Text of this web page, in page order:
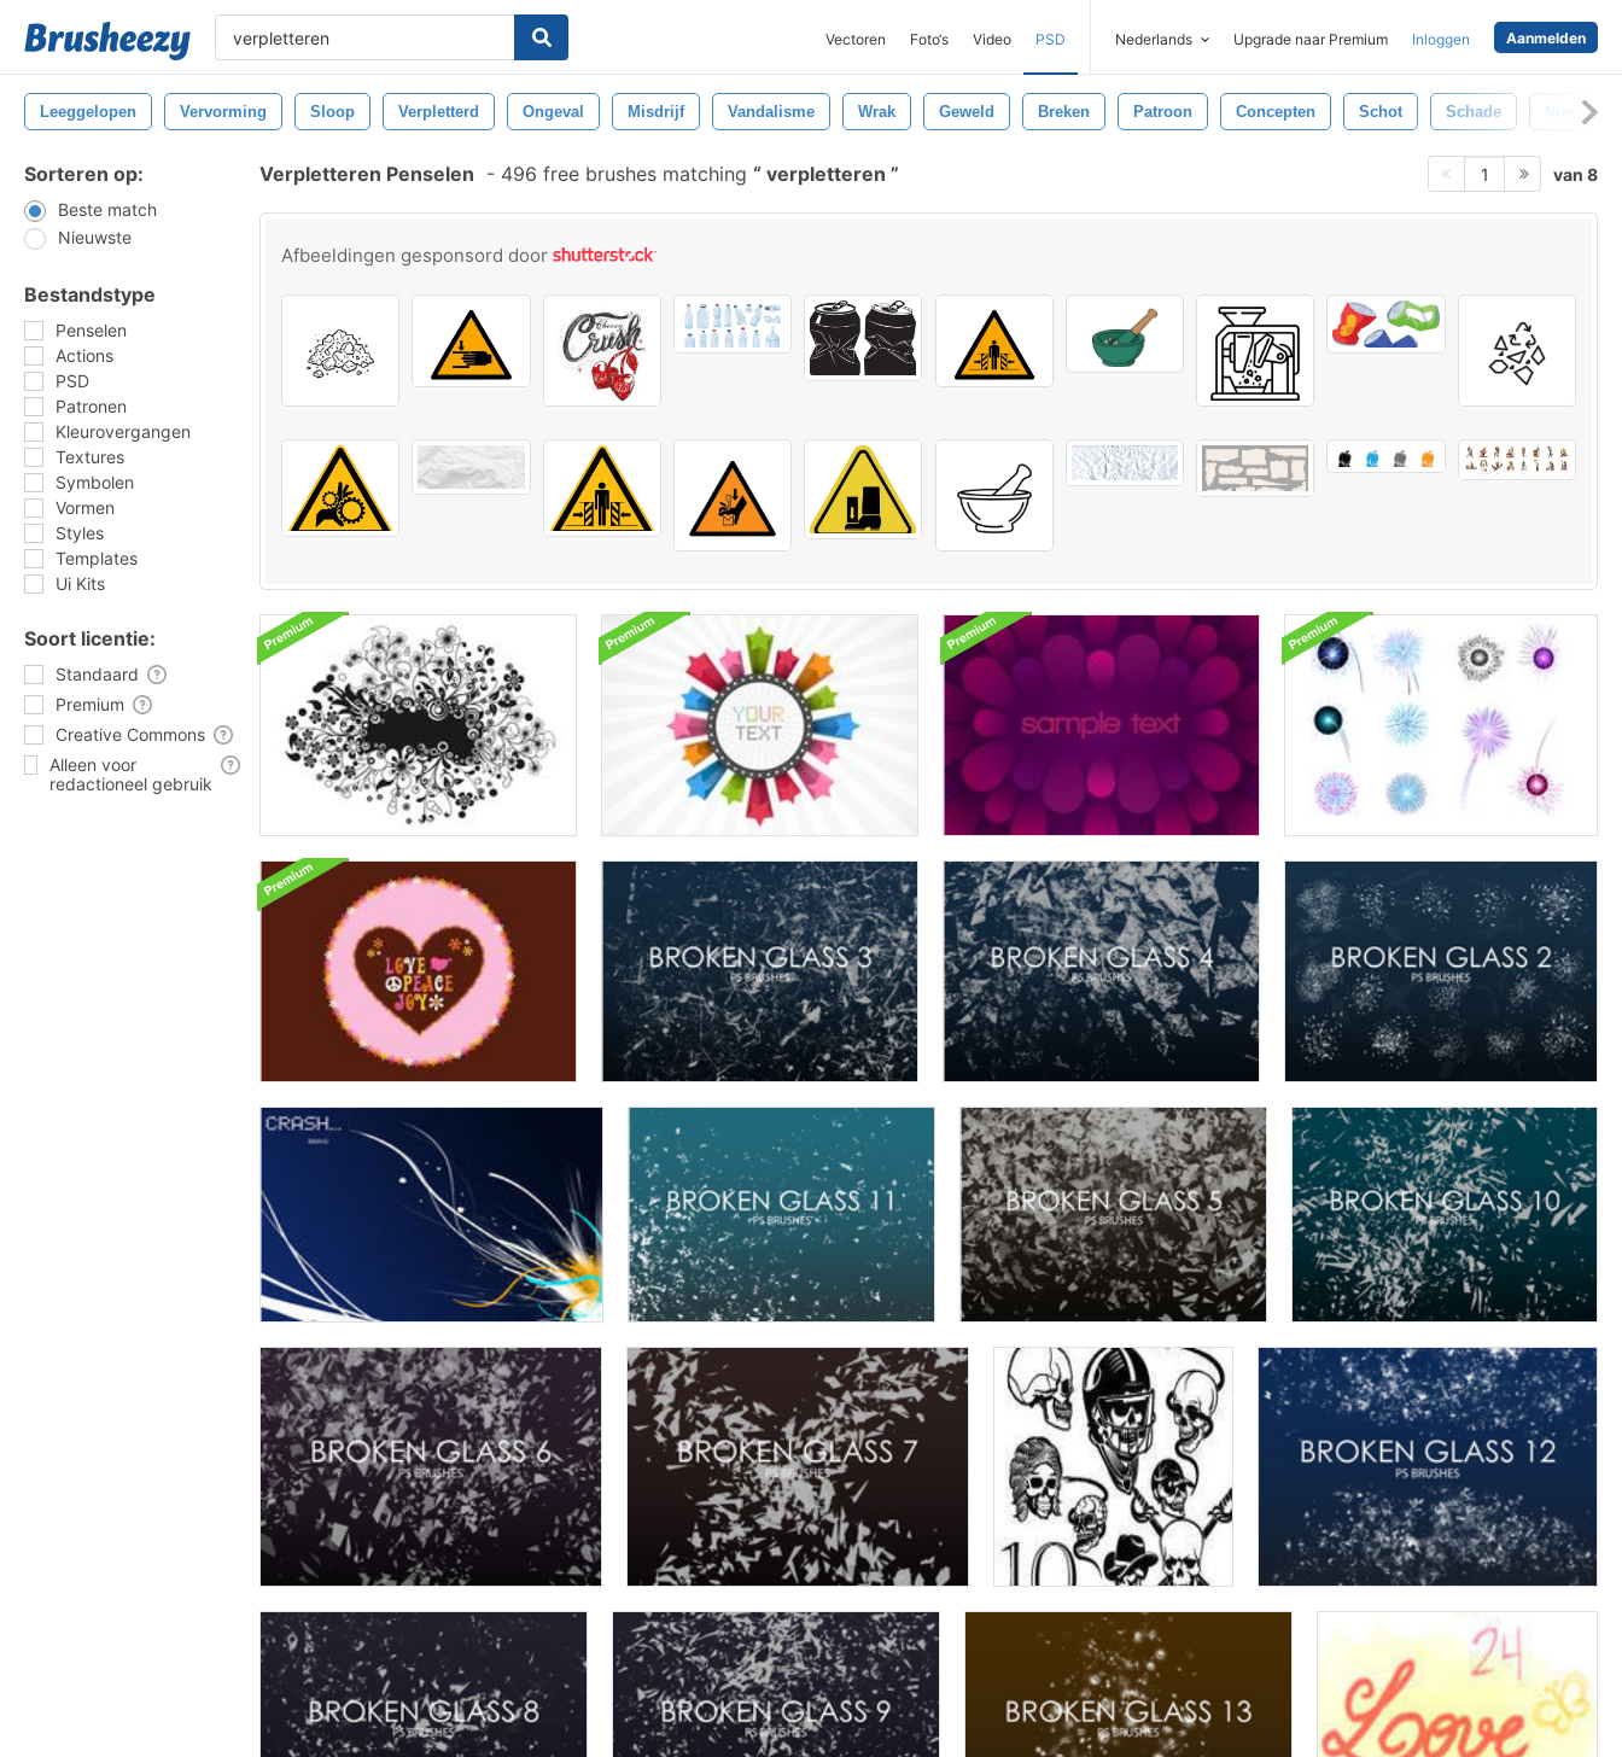
Vectoren Foto‘s Video PSD Nederlands Upgrade naar Premium Inloggen Aanmelden
Leeggelopen Vervorming Sloop Verpletterd Ongeval Misdrijf Vandalisme Wrak Geweld Breken Patroon Concepten Schot Schade Niemand
Sorteren op:
Beste match
Nieuwste
Bestandstype
Penselen
Actions
PSD
Patronen
Kleurovergangen
Textures
Symbolen
Vormen
Styles
Templates
Ui Kits
Soort licentie:
Standaard
Premium
Creative Commons
Alleen voor
redactioneel gebruik
Verpletteren Penselen - 496 free brushes matching verpletteren 1 van 8
Afbeeldingen gesponsord door